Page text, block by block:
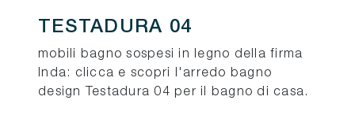
TESTADURA 04
mobili bagno sospesi in legno della firma
Inda: clicca e scopri l'arredo bagno
design Testadura 04 per il bagno di casa.